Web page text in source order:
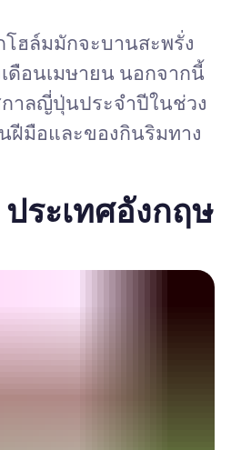
ฮล์มมักจะบานสะพรั่ง
ดือนเมษายน นอกจากนี้
าลญี่ปุ่นประจำปีในช่วง
ฝีมือและของกินริมทาง
ระเทศอังกฤษ